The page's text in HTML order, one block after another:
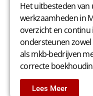
Het uitbesteden
werkzaamheden in
overzicht en continu
ondersteunen
als mkb-bedrijven
correcte
Lees Meer